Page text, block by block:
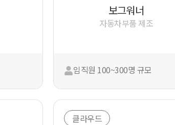
보그워너
자동차부품 제조
임직원 100~300명 규모
클라우드